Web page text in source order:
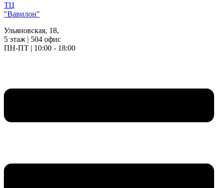
ТЦ
"Вавилон"
Ульяновская, 18,
5 этаж | 504 офис
ПН-ПТ | 10:00 - 18:00